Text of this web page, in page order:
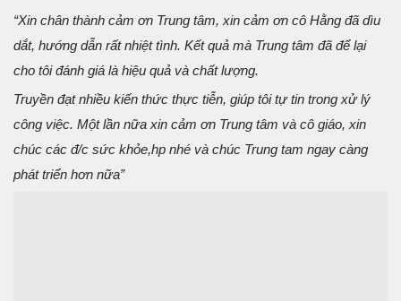
“Xin chân thành cảm ơn Trung tâm, xin cảm ơn cô Hằng đã dìu
dắt, hướng dẫn rất nhiệt tình. Kết quả mà Trung tâm đã để lại
cho tôi đánh giá là hiệu quả và chất lượng.
Truyền đạt nhiều kiến thức thực tiễn, giúp tôi tự tin trong xử lý
công việc. Một lần nữa xin cảm ơn Trung tâm và cô giáo, xin
chúc các đ/c sức khỏe,hp nhé và chúc Trung tam ngay càng
phát triển hơn nữa”